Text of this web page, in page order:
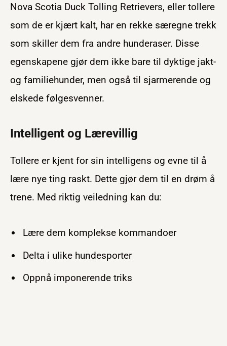
Nova Scotia Duck Tolling Retrievers, eller tollere
som de er kjært kalt, har en rekke særegne trekk
som skiller dem fra andre hunderaser. Disse
egenskapene gjør dem ikke bare til dyktige jakt-
og familiehunder, men også til sjarmerende og
elskede følgesvenner.
Intelligent og Lærevillig
Tollere er kjent for sin intelligens og evne til å
lære nye ting raskt. Dette gjør dem til en drøm å
trene. Med riktig veiledning kan du:
Lære dem komplekse kommandoer
Delta i ulike hundesporter
Oppnå imponerende triks